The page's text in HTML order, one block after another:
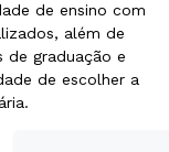
de ensino com
além de
de graduação e
de escolher a